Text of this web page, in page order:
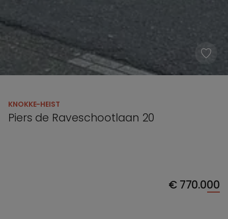
KNOKKE-HEIST
Piers de Raveschootlaan 20
€770.000